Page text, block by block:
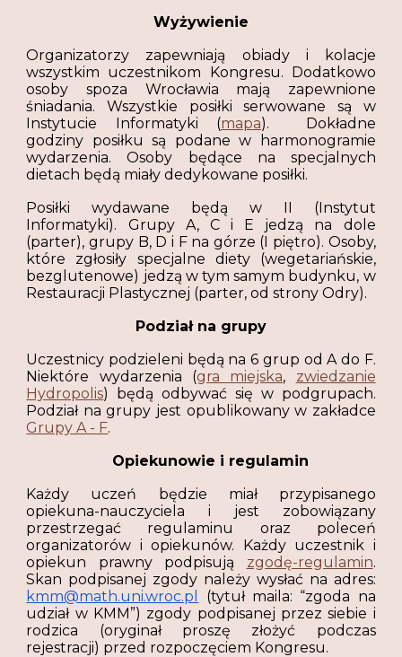
Wyżywienie
Organizatorzy zapewniają obiady i kolacje
wszystkim uczestnikom Kongresu. Dodatkowo
osoby spoza Wrocławia mają zapewnione
śniadania. Wszystkie posiłki serwowane są w
Instytucie Informatyki (mapa). Dokładne
godziny posiłku są podane w harmonogramie
wydarzenia. Osoby będące na specjalnych
dietach będą miały dedykowane posiłki.
Posiłki wydawane będą w II (Instytut
Informatyki). Grupy A, C i E jedzą na dole
(parter), grupy B, D i F na górze (I piętro). Osoby,
które zgłosiły specjalne diety (wegetariańskie,
bezglutenowe) jedzą w tym samym budynku, w
Restauracji Plastycznej (parter, od strony Odry).
Podział na grupy
Uczestnicy podzieleni będą na 6 grup od A do F.
Niektóre wydarzenia (gra miejska, zwiedzanie
Hydropolis) będą odbywać się w podgrupach.
Podział na grupy jest opublikowany w zakładce
Grupy A - F.
Opiekunowie i regulamin
Każdy uczeń będzie miał przypisanego
opiekuna-nauczyciela i jest zobowiązany
przestrzegać regulaminu oraz poleceń
organizatorów i opiekunów. Każdy uczestnik i
opiekun prawny podpisują zgodę-regulamin.
Skan podpisanej zgody należy wysłać na adres:
kmm@math.uni.wroc.pl
(tytuł maila: “zgoda na
udział w KMM”) zgody podpisanej przez siebie i
rodzica (oryginał proszę złożyć podczas
rejestracji) przed rozpoczęciem Kongresu.